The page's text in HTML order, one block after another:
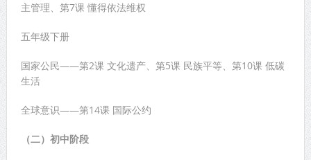
主管理、第7课 懂得依法维权
五年级下册
国家公民——第2课 文化遗产、第5课 民族平等、第10课 低碳
生活
全球意识——第14课 国际公约
（二）初中阶段